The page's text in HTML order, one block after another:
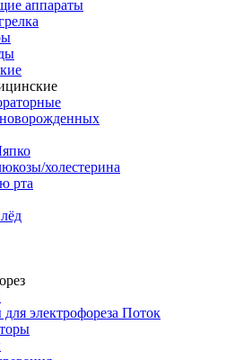
аппараты
холестерина
рта
электрофореза Поток